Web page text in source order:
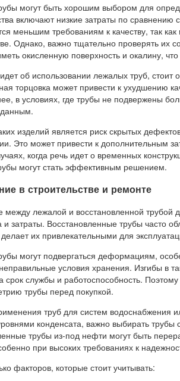
могут быть хорошим выбором для
включают низкие затраты по сравнению
меньшим требованиям к качеству, так
Однако, важно тщательно проверять их
окисленную поверхность и окалину,
об использовании лежалых труб, стоит
торцовка может привести к ухудшению
в условиях, где трубы не подвержены
изделий является риск скрытых
Это может привести к дополнительным
когда речь идет о временных
могут стать эффективным решением.
в строительстве и ремонте
лежалой и восстановленной трубой
и затраты. Восстановленные трубы часто
их привлекательными для
могут подвергаться деформациям,
условия хранения. Изгибы в
срок службы и работоспособность.
трубы перед покупкой.
труб для систем водоснабжения
конденсата, важно выбирать трубы
трубы из-под нефти могут быть
при высоких требованиях к
факторов, которые стоит учитывать: